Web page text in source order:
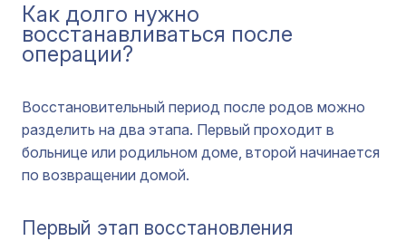
Как долго нужно
восстанавливаться после
операции?
Восстановительный период после родов можно
разделить на два этапа. Первый проходит в
больнице или родильном доме, второй начинается
по возвращении домой.
Первый этап восстановления